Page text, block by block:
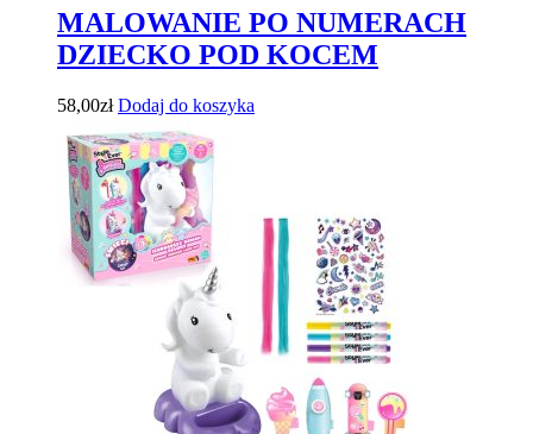
MALOWANIE PO NUMERACH
DZIECKO POD KOCEM
58,00zł Dodaj do koszyka